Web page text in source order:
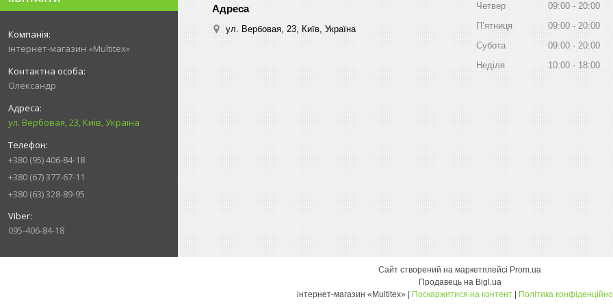
інтернет-магазин «Multitex»
Олександр
ул. Вербовая, 23, Київ, Україна
+380 (95) 406-84-18
+380 (67) 377-67-11
+380 (63) 328-89-95
095-406-84-18
ул. Вербовая, 23, Київ, Україна
Четвер 09:00
20:00
Пʼятниця
09:00
20:00
Субота
09:00
20:00
Неділя
10:00 18:00
Сайт створений на маркетплейсі Prom.ua
Продавець на Bigl.ua
Поскаржитися на контент Політика